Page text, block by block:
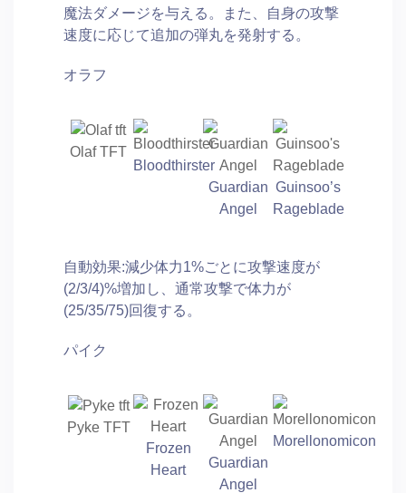
魔法ダメージを与える。また、自身の攻撃
速度に応じて追加の弾丸を発射する。
オラフ
Olaf TFT
Bloodthirster
Guardian
Angel
Guinsoo’s
Rageblade
自動効果:減少体力1%ごとに攻撃速度が
(2/3/4)%増加し、通常攻撃で体力が
(25/35/75)回復する。
パイク
Pyke TFT
Frozen
Heart
Guardian
Angel
Morellonomicon